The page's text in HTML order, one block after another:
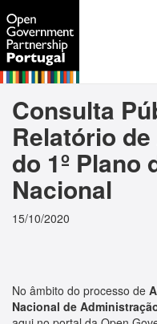
Consulta
Relatório
do 1º Plano
Nacional
15/10/2020
No âmbito do processo de
Nacional de